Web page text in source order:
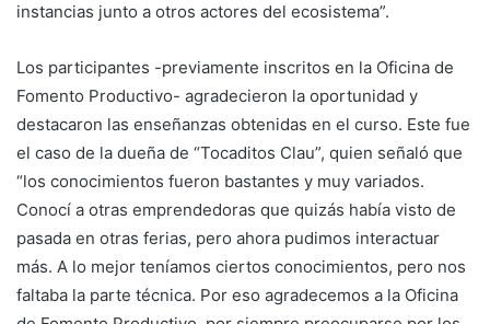
instancias junto a otros actores del ecosistema”.
Los participantes -previamente inscritos en la Oficina de
Fomento Productivo- agradecieron la oportunidad y
destacaron las enseñanzas obtenidas en el curso. Este fue
el caso de la dueña de “Tocaditos Clau”, quien señaló que
“los conocimientos fueron bastantes y muy variados.
Conocí a otras emprendedoras que quizás había visto de
pasada en otras ferias, pero ahora pudimos interactuar
más. A lo mejor teníamos ciertos conocimientos, pero nos
faltaba la parte técnica. Por eso agradecemos a la Oficina